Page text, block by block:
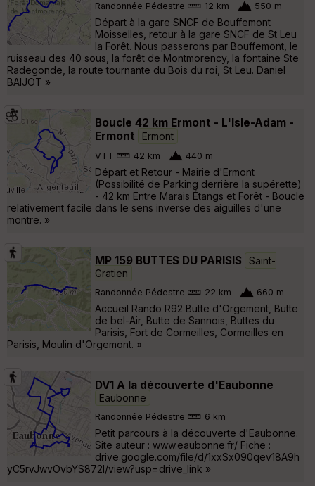
Randonnée Pédestre 12 km 550 m
Départ à la gare SNCF de Bouffemont
Moisselles, retour à la gare SNCF de St Leu
la Forêt. Nous passerons par Bouffemont, le
ruisseau des 40 sous, la forêt de Montmorency, la fontaine Ste
Radegonde, la route tournante du Bois du roi, St Leu. Daniel
BAIJOT »
Boucle 42 km Ermont - L'Isle-Adam -
Ermont
Ermont
VTT 42 km 440 m
Départ et Retour - Mairie d'Ermont
(Possibilité de Parking derrière la supérette)
- 42 km Entre Marais Étangs et Forêt - Boucle
relativement facile dans le sens inverse des aiguilles d'une
montre. »
MP 159 BUTTES DU PARISIS
Saint-
Gratien
Randonnée Pédestre 22 km 660 m
Accueil Rando R92 Butte d'Orgement, Butte
de bel-Air, Butte de Sannois, Buttes du
Parisis, Fort de Cormeilles, Cormeilles en
Parisis, Moulin d'Orgemont. »
DV1 A la découverte d'Eaubonne
Eaubonne
Randonnée Pédestre 6 km
Petit parcours à la découverte d'Eaubonne.
Site auteur : www.eaubonne.fr/ Fiche :
drive.google.com/file/d/1xxSx090qev18A9h
yC5rvJwvOvbYS872I/view?usp=drive_link »